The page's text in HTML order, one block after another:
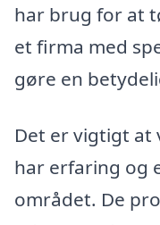
har brug for at
et firma med
gøre en
Det er vigtigt
har erfaring og
området. De